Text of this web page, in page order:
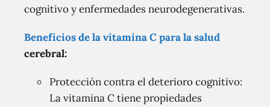
cognitivo y enfermedades neurodegenerativas.
Beneficios de la vitamina C para la salud
cerebral:
Protección contra el deterioro cognitivo:
La vitamina C tiene propiedades